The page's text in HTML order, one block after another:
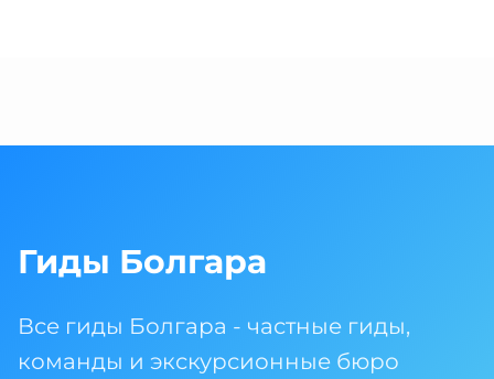
Гиды Болгара
Все гиды Болгара - частные гиды,
команды и экскурсионные бюро